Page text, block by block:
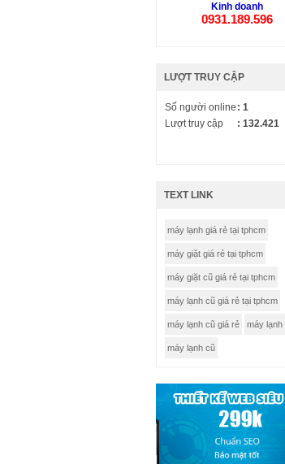
Kinh doanh
0931.189.596
LƯỢT TRUY CẬP
Số người online : 1
Lượt truy cập
: 132.421
TEXT LINK
máy lạnh giá rẻ tại tphcm
máy giặt giá rẻ tại tphcm
máy giặt cũ giá rẻ tại tphcm
máy lạnh cũ giá rẻ tại tphcm
máy lạnh cũ giá rẻ máy lạnh
máy lạnh cũ